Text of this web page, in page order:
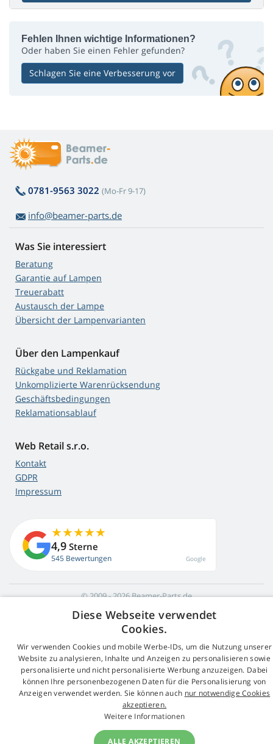
Fehlen Ihnen wichtige Informationen?
Oder haben Sie einen Fehler gefunden?
Schlagen Sie eine Verbesserung vor
0781-9563 3022 (Mo-Fr 9-17)
info@beamer-parts.de
Was Sie interessiert
Beratung
Garantie auf Lampen
Treuerabatt
Austausch der Lampe
Übersicht der Lampenvarianten
Über den Lampenkauf
Rückgabe und Reklamation
Unkomplizierte Warenrücksendung
Geschäftsbedingungen
Reklamationsablauf
Web Retail s.r.o.
Kontakt
GDPR
Impressum
4,9 Sterne
545 Bewertungen Google
© 2009 - 2026 Beamer-Parts.de
Diese Webseite verwendet
Cookies.
Wir verwenden Cookies und mobile Werbe-IDs, um die Nutzung unserer
Website zu analysieren, Inhalte und Anzeigen zu personalisieren sowie
personalisierte und nicht personalisierte Werbung anzuzeigen. Dabei
können Ihre personenbezogenen Daten für die Personalisierung von
Anzeigen verwendet werden. Sie können auch nur notwendige Cookies
akzeptieren.
Weitere Informationen
ALLE AKZEPTIEREN